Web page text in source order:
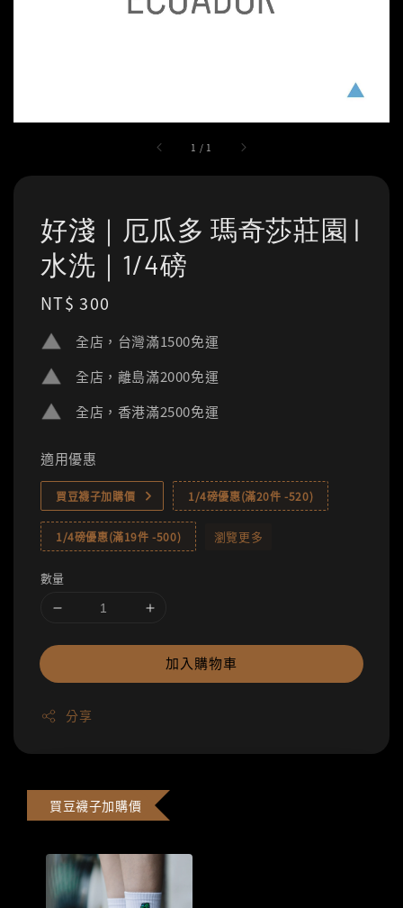
1 / 1
好淺｜厄瓜多 瑪奇莎莊園 |
水洗｜1/4磅
Regular
NT$ 300
全店，台灣滿1500免運
全店，離島滿2000免運
全店，香港滿2500免運
適用優惠
買豆襪子加購價 1/4磅優惠(滿20件 -520)
1/4磅優惠(滿19件 -500) 瀏覽更多
數量
加入購物車
分享
買豆襪子加購價